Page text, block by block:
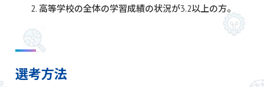
高等学校の全体の学習成績の状況が3.2以上の方。
選考方法